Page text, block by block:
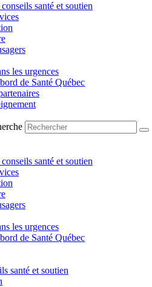
santé et soutien
les urgences
de Santé Québec
santé et soutien
les urgences
de Santé Québec
santé et soutien